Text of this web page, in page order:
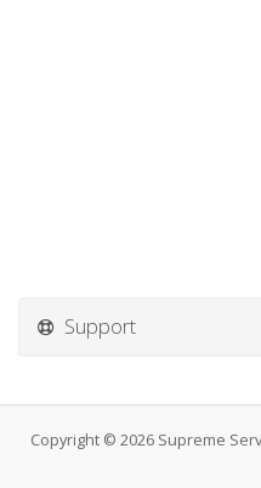
Support
Copyright © 2026 Supreme